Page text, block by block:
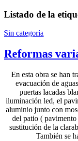
Listado de la
Sin categoría
Reformas
En esta obra se han
evacuación de
puertas lacadas
iluminación led, el
aluminio junto con
del patio (
sustitución de la
También se